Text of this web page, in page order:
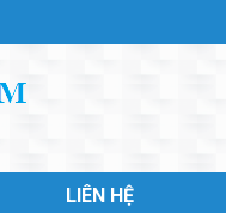
LIÊN HỆ